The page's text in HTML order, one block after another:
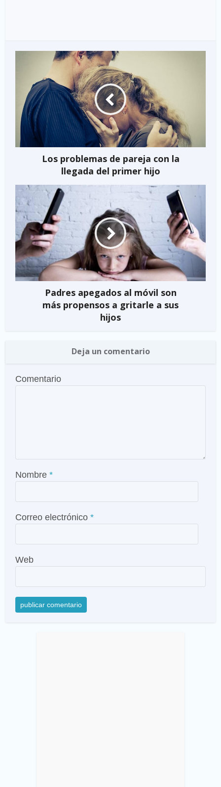
Los problemas de pareja con la
llegada del primer hijo
Padres apegados al móvil son
más propensos a gritarle a sus
hijos
Deja un comentario
Comentario
Nombre*
Correo electrónico*
Web